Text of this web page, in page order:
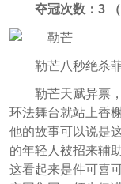
夺冠次数：3
勒芒八秒绝杀
勒芒天赋异禀
环法舞台就站上香
他的故事可以说是
的年轻人被招来辅
这看起来是件可喜